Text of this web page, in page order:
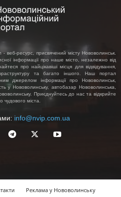
веб-ресурс, присвячений місту Нововолинськ.
інформації про наше місто, незалежно від
про найцікавіші місця для відвідування,
та багато іншого. Наш портал
джерелом інформації про Нововолинськ,
у Нововолинську, автобазар Нововолинська,
Приєднуйтесь до нас та відкрийте
міста.
info@nvip.com.ua
Реклама у Нововолинську